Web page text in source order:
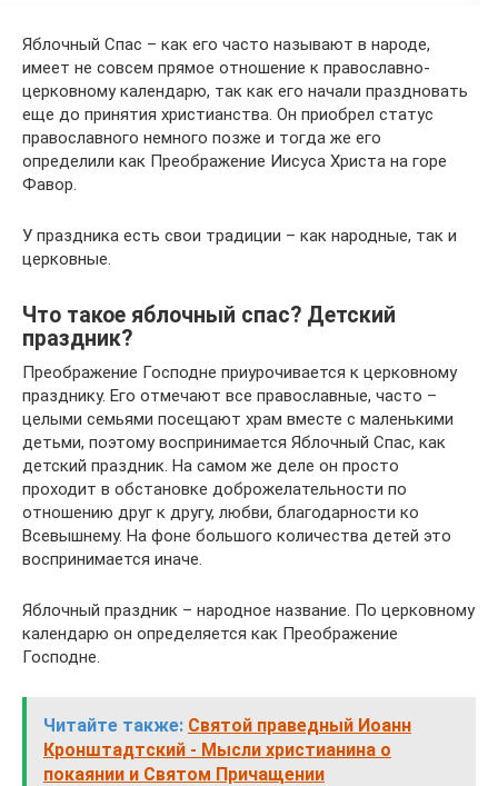
Яблочный Спас – как его часто называют в народе,
имеет не совсем прямое отношение к православно-
церковному календарю, так как его начали праздновать
еще до принятия христианства. Он приобрел статус
православного немного позже и тогда же его
определили как Преображение Иисуса Христа на горе
Фавор.
У праздника есть свои традиции – как народные, так и
церковные.
Что такое яблочный спас? Детский
праздник?
Преображение Господне приурочивается к церковному
празднику. Его отмечают все православные, часто –
целыми семьями посещают храм вместе с маленькими
детьми, поэтому воспринимается Яблочный Спас, как
детский праздник. На самом же деле он просто
проходит в обстановке доброжелательности по
отношению друг к другу, любви, благодарности ко
Всевышнему. На фоне большого количества детей это
воспринимается иначе.
Яблочный праздник – народное название. По церковному
календарю он определяется как Преображение
Господне.
Читайте также: Святой праведный Иоанн
Кронштадтский - Мысли христианина о
покаянии и Святом Причащении